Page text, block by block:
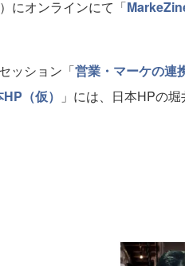
にオンラインにて「
ッション「営業・マーケの連
（仮）
」には、日本HPの